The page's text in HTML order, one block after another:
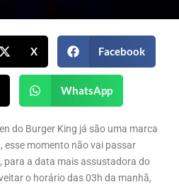
X Facebook
WhatsApp
do Burger King já são uma marca
esse momento não vai passar
para a data mais assustadora do
o horário das 03h da manhã,